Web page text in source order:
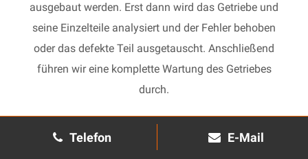
Telefon E-Mail
ausgebaut werden. Erst dann wird das Getriebe und
seine Einzelteile analysiert und der Fehler behoben
oder das defekte Teil ausgetauscht. Anschließend
führen wir eine komplette Wartung des Getriebes
durch.
2. Manuelles Getriebe:
Die Reparatur eines komplexen
Schaltgetriebes ist äußerst aufwendig und benötigt